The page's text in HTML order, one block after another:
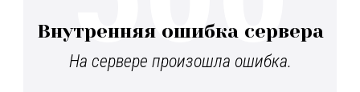
Внутренняя ошибка сервера
На сервере произошла ошибка.